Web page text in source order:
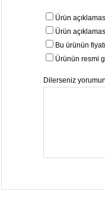
Ürün
Ürün
Bu ürünün
Ürünün resmi
Dilerseniz